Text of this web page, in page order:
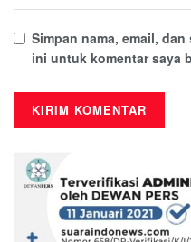
Simpan nama, email,
ini untuk komentar saya